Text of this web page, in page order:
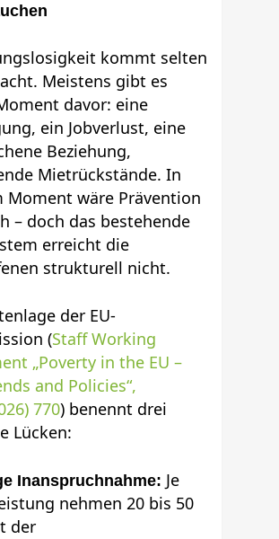
kommt selten
Meistens gibt es
davor: eine
ein Jobverlust, eine
Beziehung,
Mietrückstände. In
Moment wäre Prävention
– doch das bestehende
erreicht die
strukturell nicht.
der EU-
(Staff Working
„Poverty in the EU –
and Policies“,
770) benennt drei
Lücken:
Inanspruchnahme: Je
nehmen 20 bis 50
der